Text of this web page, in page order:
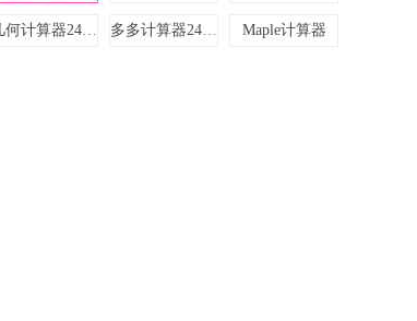
几何计算器24611 多多计算器24519 Maple计算器